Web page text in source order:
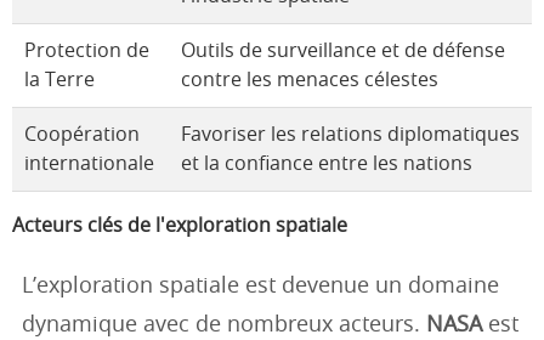
Protection de
la Terre
Outils de surveillance et de défense
contre les menaces célestes
Coopération
internationale
Favoriser les relations diplomatiques
et la confiance entre les nations
Acteurs clés de l'exploration spatiale
L’exploration spatiale est devenue un domaine
dynamique avec de nombreux acteurs. NASAest